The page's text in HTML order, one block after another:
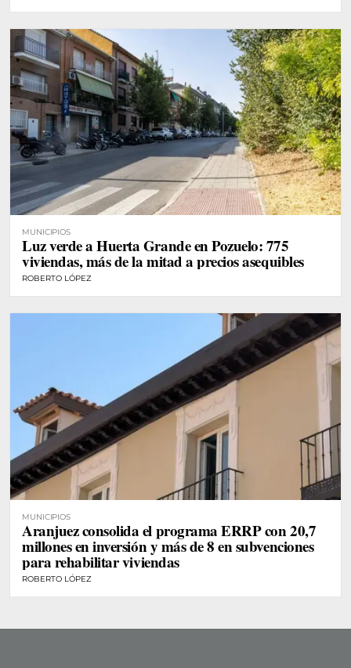
MUNICIPIOS
Luz verde a Huerta Grande en Pozuelo: 775
viviendas, más de la mitad a precios asequibles
ROBERTO LÓPEZ
MUNICIPIOS
Aranjuez consolida el programa ERRP con 20,7
millones en inversión y más de 8 en subvenciones
para rehabilitar viviendas
ROBERTO LÓPEZ